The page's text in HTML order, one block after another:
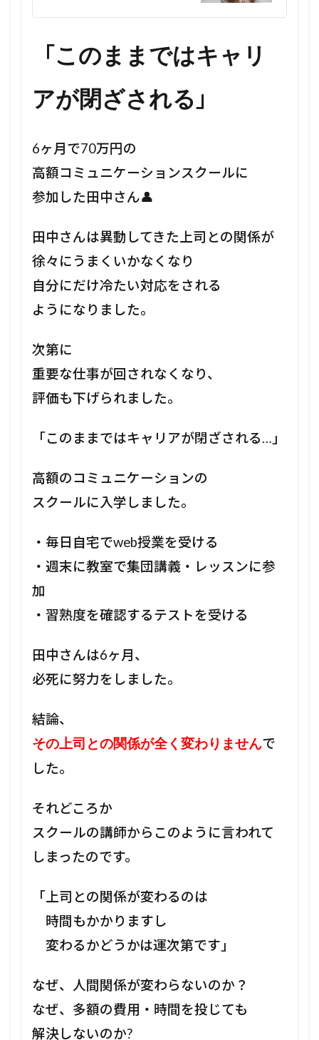
「このままではキャリ
アが閉ざされる 」
6ヶ月で70万円の
高額コミュニケーションスクールに
参加した田中さん👤
田中さんは異動してきた上司との関係が
徐々にうまくいかなくなり
自分にだけ冷たい対応をされる
ようになりました。
次第に
重要な仕事が回されなくなり、
評価も下げられました。
「このままではキャリアが閉ざされる…」
高額のコミュニケーションの
スクールに入学しました。
・毎日自宅でweb授業を受ける
・週末に教室で集団講義・レッスンに参
加
・習熟度を確認するテストを受ける
田中さんは6ヶ月、
必死に努力をしました。
結論、
その上司との関係が全く変わりませんで
した。
それどころか
スクールの講師からこのように言われて
しまったのです。
「上司との関係が変わるのは
時間もかかりますし
変わるかどうかは運次第です」
なぜ、人間関係が変わらないのか？
なぜ、多額の費用・時間を投じても
解決しないのか?